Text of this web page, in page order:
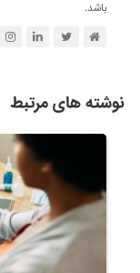
باشد.
نوشته های مرتبط